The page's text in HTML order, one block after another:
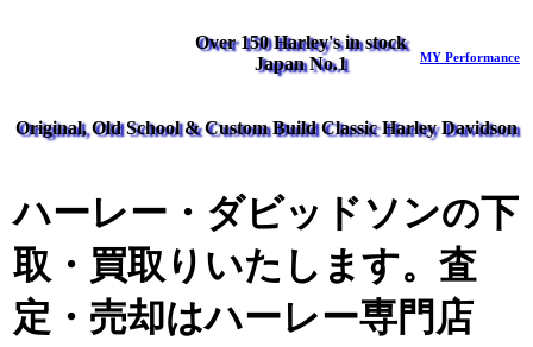
Over 150 Harley's in stock
Japan No.1
MY Performance
Original, Old School & Custom Build Classic Harley Davidson
ハーレー・ダビッドソンの下
取・買取りいたします。査
定・売却はハーレー専門店